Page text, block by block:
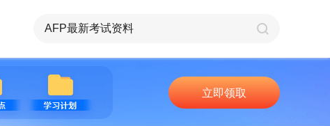
立即领取